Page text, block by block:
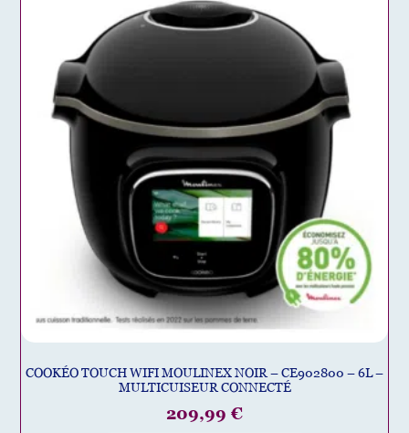
COOKÉO TOUCH WIFI MOULINEX NOIR – CE902800 – 6L –
MULTICUISEUR CONNECTÉ
209,99 €